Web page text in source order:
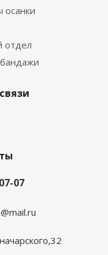
осанки
отдел
07